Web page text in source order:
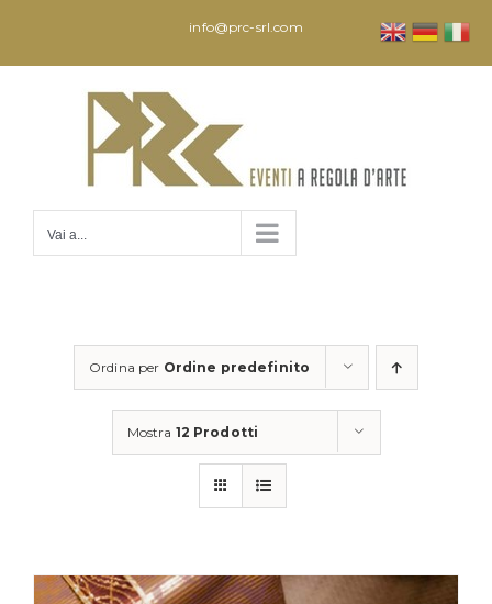
contenuto
info@prc-srl.com
Vai a...
Ordina per Ordine predefinito
Mostra 12 Prodotti